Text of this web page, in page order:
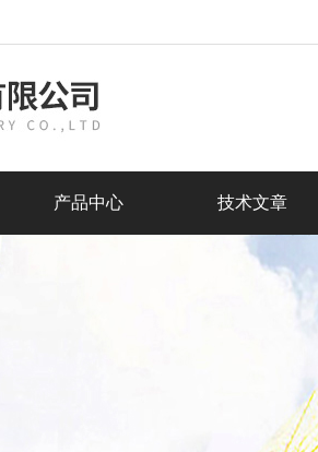
产品中心 技术文章